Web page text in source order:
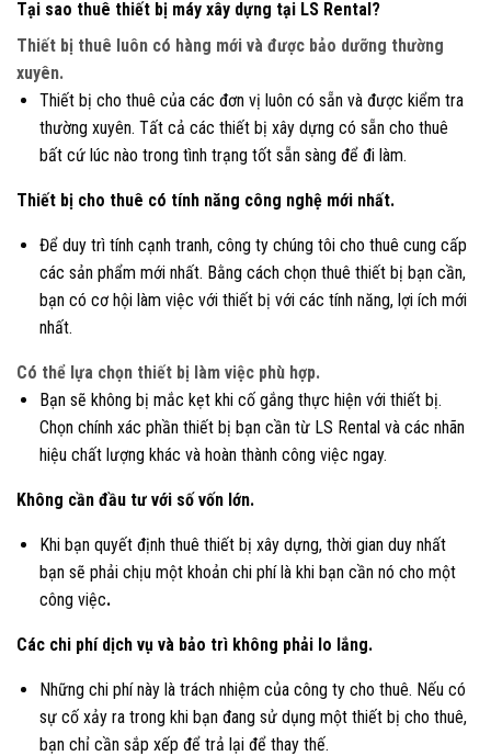
Tại sao thuê thiết bị máy xây dựng tại LS Rental?
Thiết bị thuê luôn có hàng mới và được bảo dưỡng thường
xuyên.
Thiết bị cho thuê của các đơn vị luôn có sẵn và được kiểm tra
thường xuyên. Tất cả các thiết bị xây dựng có sẵn cho thuê
bất cứ lúc nào trong tình trạng tốt sẵn sàng để đi làm.
Thiết bị cho thuê có tính năng công nghệ mới nhất.
Để duy trì tính cạnh tranh, công ty chúng tôi cho thuê cung cấp
các sản phẩm mới nhất. Bằng cách chọn thuê thiết bị bạn cần,
bạn có cơ hội làm việc với thiết bị với các tính năng, lợi ích mới
nhất.
Có thể lựa chọn thiết bị làm việc phù hợp.
Bạn sẽ không bị mắc kẹt khi cố gắng thực hiện với thiết bị.
Chọn chính xác phần thiết bị bạn cần từ LS Rental và các nhãn
hiệu chất lượng khác và hoàn thành công việc ngay.
Không cần đầu tư với số vốn lớn.
Khi bạn quyết định thuê thiết bị xây dựng, thời gian duy nhất
bạn sẽ phải chịu một khoản chi phí là khi bạn cần nó cho một
công việc.
Các chi phí dịch vụ và bảo trì không phải lo lắng.
Những chi phí này là trách nhiệm của công ty cho thuê. Nếu có
sự cố xảy ra trong khi bạn đang sử dụng một thiết bị cho thuê,
bạn chỉ cần sắp xếp để trả lại để thay thế.